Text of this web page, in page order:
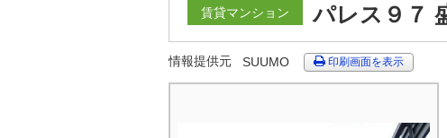
賃貸マンション パレス９７
情報提供元 SUUMO 印刷画面を表示